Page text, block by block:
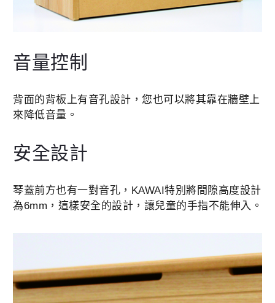
音量控制
背面的背板上有音孔設計，您也可以將其靠在牆壁上
來降低音量。
安全設計
琴蓋前方也有一對音孔，KAWAI特別將間隙高度設計
為6mm，這樣安全的設計，讓兒童的手指不能伸入。